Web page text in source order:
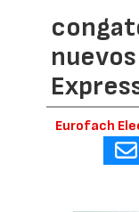
Eurofach